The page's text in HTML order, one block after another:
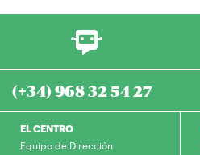
(+34) 968 32 54 27
EL CENTRO
Equipo de Dirección